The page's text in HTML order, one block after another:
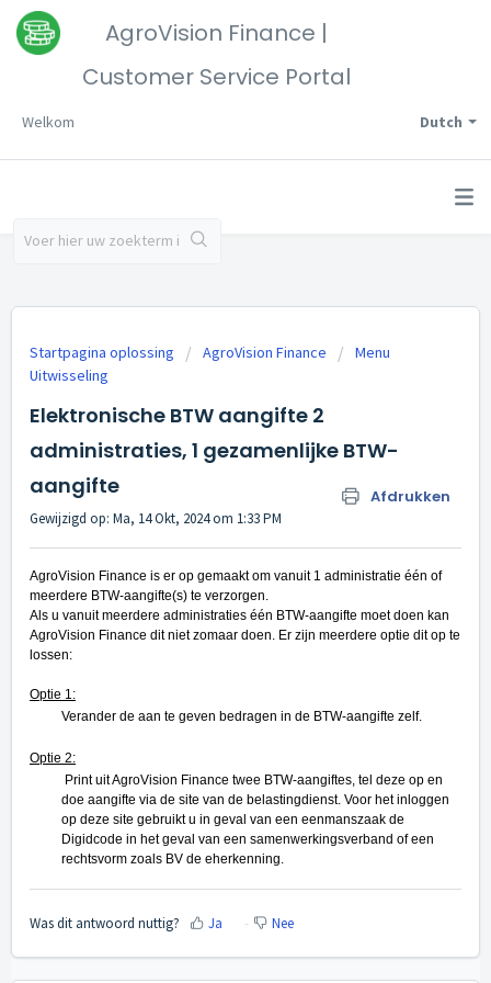
AgroVision Finance |
Customer Service Portal
Dutch
Welkom
Startpagina oplossing AgroVision Finance
Menu
Uitwisseling
Elektronische BTW aangifte 2
administraties, 1 gezamenlijke BTW-
aangifte
Afdrukken
Gewijzigd op: Ma, 14 Okt, 2024 om 1:33 PM
AgroVision Finance is er op gemaakt om vanuit 1 administratie één of
meerdere BTW-aangifte(s) te verzorgen.
Als u vanuit meerdere administraties één BTW-aangifte moet doen kan
AgroVision Finance dit niet zomaar doen. Er zijn meerdere optie dit op te
lossen:
Optie 1:
Verander de aan te geven bedragen in de BTW-aangifte zelf.
Optie 2:
Print uit AgroVision Finance twee BTW-aangiftes, tel deze op en
doe aangifte via de site van de belastingdienst. Voor het inloggen
op deze site gebruikt u in geval van een eenmanszaak de
Digidcode in het geval van een samenwerkingsverband of een
rechtsvorm zoals BV de eherkenning.
Was dit antwoord nuttig? Ja Nee